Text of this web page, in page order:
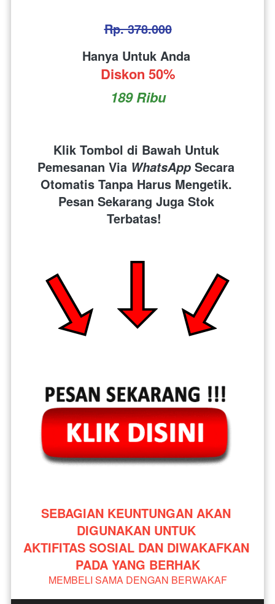
Rp. 378.000
Hanya Untuk Anda
Diskon 50%
189 Ribu
Klik Tombol di Bawah Untuk
Pemesanan Via WhatsApp Secara
Otomatis Tanpa Harus Mengetik.
Pesan Sekarang Juga Stok
Terbatas!
SEBAGIAN KEUNTUNGAN AKAN
DIGUNAKAN UNTUK
AKTIFITAS SOSIAL DAN DIWAKAFKAN
PADA YANG BERHAK
MEMBELI SAMA DENGAN BERWAKAF